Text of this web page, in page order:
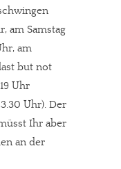
am Samstag
am
but not
Uhr
Uhr). Der
Ihr aber
an der